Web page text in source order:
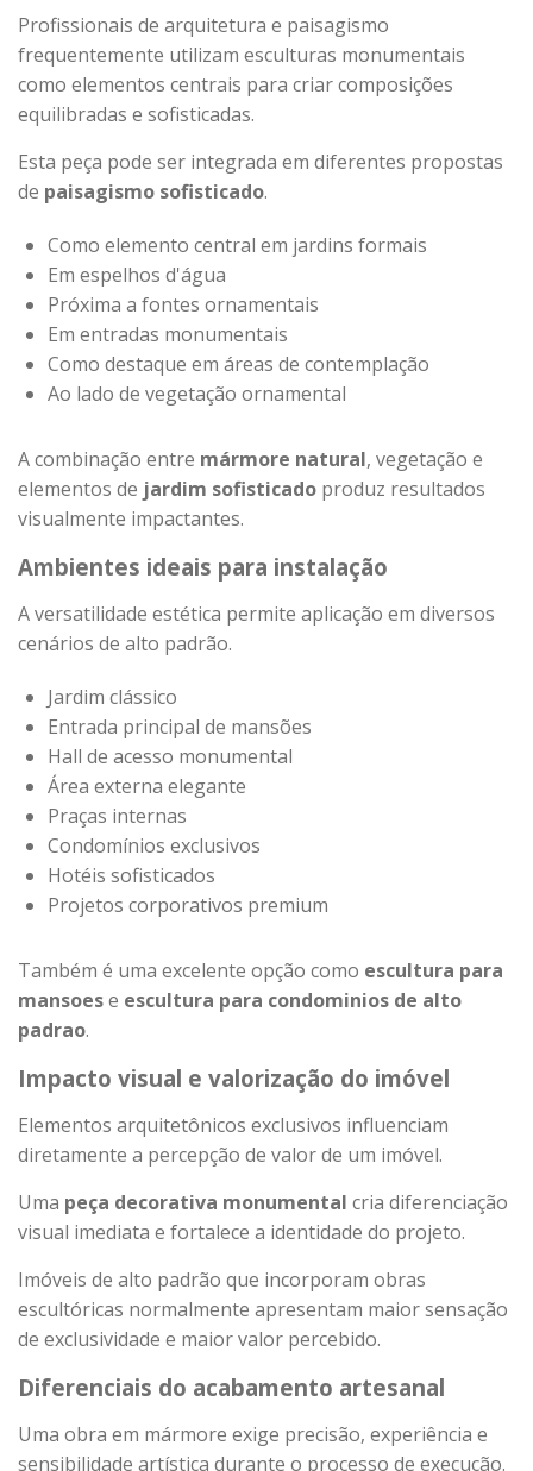
Profissionais de arquitetura e paisagismo
frequentemente utilizam esculturas monumentais
como elementos centrais para criar composições
equilibradas e sofisticadas.
Esta peça pode ser integrada em diferentes propostas
de paisagismo sofisticado.
Como elemento central em jardins formais
Em espelhos d'água
Próxima a fontes ornamentais
Em entradas monumentais
Como destaque em áreas de contemplação
Ao lado de vegetação ornamental
A combinação entre mármore natural, vegetação e
elementos de jardim sofisticado produz resultados
visualmente impactantes.
Ambientes ideais para instalação
A versatilidade estética permite aplicação em diversos
cenários de alto padrão.
Jardim clássico
Entrada principal de mansões
Hall de acesso monumental
Área externa elegante
Praças internas
Condomínios exclusivos
Hotéis sofisticados
Projetos corporativos premium
Também é uma excelente opção como escultura para
mansoese escultura para condominios de alto
padrao.
Impacto visual e valorização do imóvel
Elementos arquitetônicos exclusivos influenciam
diretamente a percepção de valor de um imóvel.
Uma peça decorativa monumental cria diferenciação
visual imediata e fortalece a identidade do projeto.
Imóveis de alto padrão que incorporam obras
escultóricas normalmente apresentam maior sensação
de exclusividade e maior valor percebido.
Diferenciais do acabamento artesanal
Uma obra em mármore exige precisão, experiência e
sensibilidade artística durante o processo de execução.